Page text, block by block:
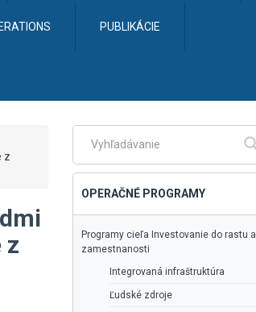
PUBLIKÁCIE
z
z
Fulltextové
OPERAČNÉ PROGRAMY
Programy cieľa Investovanie do rastu a
zamestnanosti
Integrovaná infraštruktúra
Ľudské zdroje